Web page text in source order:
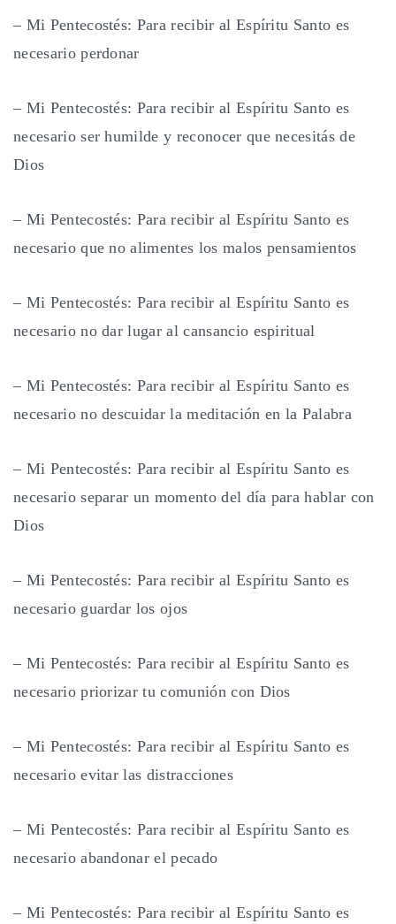
– Mi Pentecostés: Para recibir al Espíritu Santo es
necesario perdonar
– Mi Pentecostés: Para recibir al Espíritu Santo es
necesario ser humilde y reconocer que necesitás de
Dios
– Mi Pentecostés: Para recibir al Espíritu Santo es
necesario que no alimentes los malos pensamientos
– Mi Pentecostés: Para recibir al Espíritu Santo es
necesario no dar lugar al cansancio espiritual
– Mi Pentecostés: Para recibir al Espíritu Santo es
necesario no descuidar la meditación en la Palabra
– Mi Pentecostés: Para recibir al Espíritu Santo es
necesario separar un momento del día para hablar con
Dios
– Mi Pentecostés: Para recibir al Espíritu Santo es
necesario guardar los ojos
– Mi Pentecostés: Para recibir al Espíritu Santo es
necesario priorizar tu comunión con Dios
– Mi Pentecostés: Para recibir al Espíritu Santo es
necesario evitar las distracciones
– Mi Pentecostés: Para recibir al Espíritu Santo es
necesario abandonar el pecado
– Mi Pentecostés: Para recibir al Espíritu Santo es